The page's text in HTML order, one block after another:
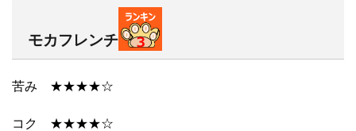
モカフレンチ
苦み ★★★★☆
コク ★★★★☆